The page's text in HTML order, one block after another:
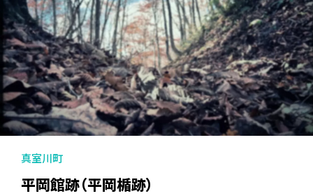
真室川町
平岡館跡（平岡楯跡）